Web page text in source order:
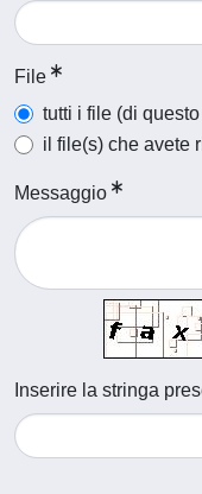
File
tutti i file (di
il file(s) che avete
Messaggio
Inserire la stringa